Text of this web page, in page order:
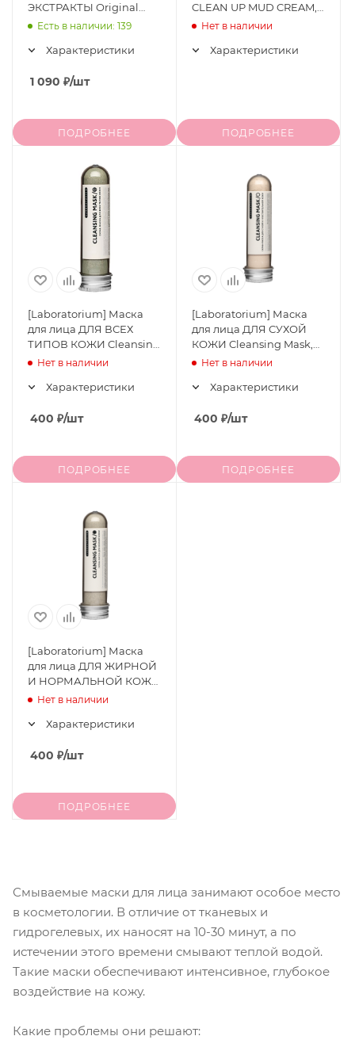
ЭКСТРАКТЫ Original
Artemisia Steam Mask, 50
Есть в наличии: 139
Характеристики
1 090 ₽/шт
ПОДРОБНЕЕ
CLEAN UP MUD CREAM,
100 гр.
Нет в наличии
Характеристики
ПОДРОБНЕЕ
[Laboratorium] Маска
для лица ДЛЯ ВСЕХ
ТИПОВ КОЖИ Cleansing
Mask, 30 мл
Нет в наличии
Характеристики
400 ₽/шт
ПОДРОБНЕЕ
[Laboratorium] Маска
для лица ДЛЯ СУХОЙ
КОЖИ Cleansing Mask,
30 мл
Нет в наличии
Характеристики
400 ₽/шт
ПОДРОБНЕЕ
[Laboratorium] Маска
для лица ДЛЯ ЖИРНОЙ
И НОРМАЛЬНОЙ КОЖИ
Cleansing Mask, 30 мл
Нет в наличии
Характеристики
400 ₽/шт
ПОДРОБНЕЕ
Смываемые маски для лица занимают особое место
в косметологии. В отличие от тканевых и
гидрогелевых, их наносят на 10-30 минут, а по
истечении этого времени смывают теплой водой.
Такие маски обеспечивают интенсивное, глубокое
воздействие на кожу.
Какие проблемы они решают: